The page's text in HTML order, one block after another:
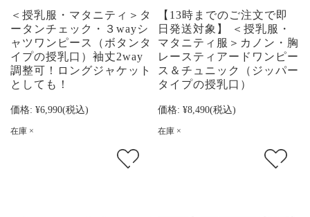
＜授乳服・マタニティ＞タ
ータンチェック・３wayシ
ャツワンピース（ボタンタ
イプの授乳口）袖丈2way
調整可！ロングジャケット
としても！
価格: ¥6,990(税込)
在庫 ×
【13時までのご注文で即
日発送対象】 ＜授乳服・
マタニティ服＞カノン・胸
レースティアードワンピー
ス＆チュニック（ジッパー
タイプの授乳口）
価格: ¥8,490(税込)
在庫 ×